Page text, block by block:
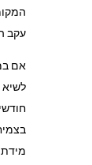
עקב
אם